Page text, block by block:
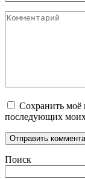
Комментарий
Сохранить моё
последующих
Поиск